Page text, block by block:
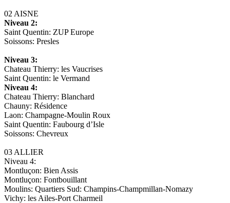
02 AISNE
Niveau 2:
Saint Quentin: ZUP Europe
Soissons: Presles
Niveau 3:
Chateau Thierry: les Vaucrises
Saint Quentin: le Vermand
Niveau 4:
Chateau Thierry: Blanchard
Chauny: Résidence
Laon: Champagne-Moulin Roux
Saint Quentin: Faubourg d’Isle
Soissons: Chevreux
03 ALLIER
Niveau 4:
Montluçon: Bien Assis
Montluçon: Fontbouillant
Moulins: Quartiers Sud: Champins-Champmillan-Nomazy
Vichy: les Ailes-Port Charmeil